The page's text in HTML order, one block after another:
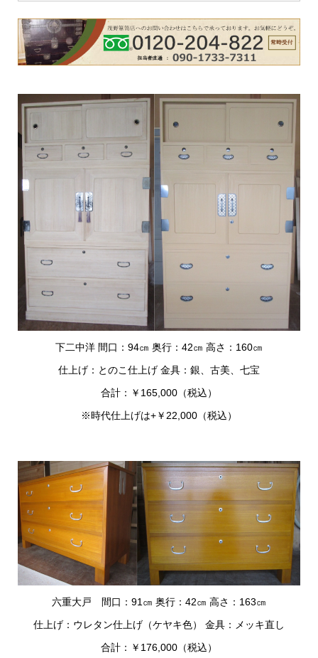
下二中洋 間口：94㎝ 奥行：42㎝ 高さ：160㎝
仕上げ：とのこ仕上げ 金具：銀、古美、七宝
合計：￥165,000（税込）
※時代仕上げは+￥22,000（税込）
六重大戸 間口：91㎝ 奥行：42㎝ 高さ：163㎝
仕上げ：ウレタン仕上げ（ケヤキ色） 金具：メッキ直し
合計：￥176,000（税込）